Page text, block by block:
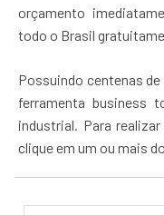
orçamento
todo o Brasil
Possuindo centenas
ferramenta business
industrial. Para
clique em um ou mais